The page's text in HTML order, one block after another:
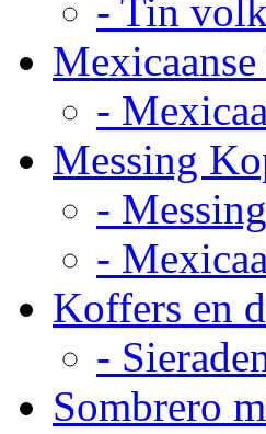
- Tin
-
Messing
-
-
Koffers en
-
Sombrero